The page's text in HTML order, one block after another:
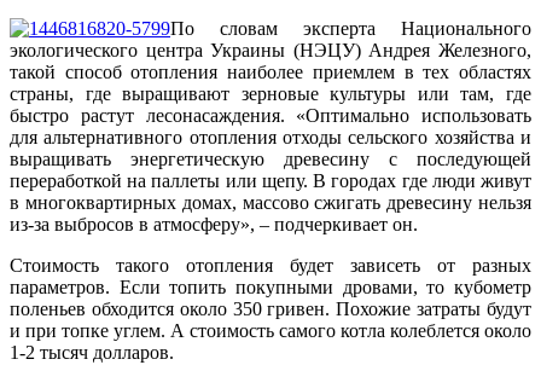
По словам эксперта Национального
экологического центра Украины (НЭЦУ) Андрея Железного,
такой способ отопления наиболее приемлем в тех областях
страны, где выращивают зерновые культуры или там, где
быстро растут лесонасаждения. «Оптимально использовать
для альтернативного отопления отходы сельского хозяйства и
выращивать энергетическую древесину с последующей
переработкой на паллеты или щепу. В городах где люди живут
в многоквартирных домах, массово сжигать древесину нельзя
из-за выбросов в атмосферу», – подчеркивает он.
Стоимость такого отопления будет зависеть от разных
параметров. Если топить покупными дровами, то кубометр
поленьев обходится около 350 гривен. Похожие затраты будут
и при топке углем. А стоимость самого котла колеблется около
1-2 тысяч долларов.